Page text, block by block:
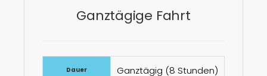
Ganztägige Fahrt
Dauer Ganztägig (8 Stunden)